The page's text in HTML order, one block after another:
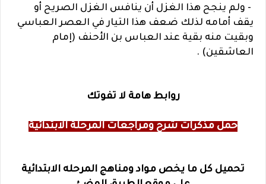
- ولم ينجح هذا الغزل أن ينافس الغزل الصريح أو
يقف أمامه لذلك ضعف هذا التيار في العصر العباسي
وبقيت منه بقية عند العباس بن الأحنف (إمام
العاشقين) .
روابط هامة لا تفوتك
حمل مذكرات شرح ومراجعات المرحلة الابتدائية
تحميل كل ما يخص مواد ومناهج المرحله الابتدائية